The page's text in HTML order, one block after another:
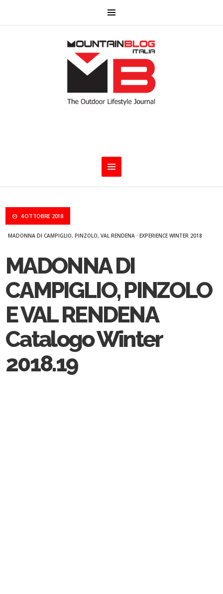
4 OTTOBRE 2018
MADONNA DI CAMPIGLIO, PINZOLO, VAL RENDENA ·EXPERIENCE WINTER 2018
MADONNA DI
CAMPIGLIO, PINZOLO
E VAL RENDENA
Catalogo Winter
2018.19